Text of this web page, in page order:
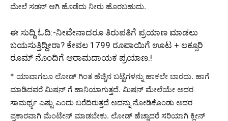
ಮೇಲೆ ಸಡನ್ ಆಗಿ ಹೊಡೆದು ನೀರು ಹೊರಬಹುದು.
ಈ ಸುದ್ದಿ ಓದಿ:-ನೀವೇನಾದರೂ ತಿರುಪತಿಗೆ ಪ್ರಯಾಣ ಮಾಡಲು
ಬಯಸುತ್ತಿದ್ದೀರಾ? ಕೇವಲ 1799 ರೂಪಾಯಿಗೆ ಊಟ + ಲಕ್ಸೂರಿ
ರೂಮ್ ನೊಂದಿಗೆ ಆರಾಮದಾಯಕ ಪ್ರಯಾಣ.!
* ಯಾವಾಗಲೂ ಲೋಡ್ ಗಿಂತ ಹೆಚ್ಚಿನ ಬಟ್ಟೆಗಳನ್ನು ಹಾಕಲೇ ಬಾರದು. ಹಾಗೆ
ಮಾಡಿದವರೆ ಮಿಷನ್ ಗೆ ಹಾನಿಯಾಗುತ್ತದೆ. ಮಿಷನ್ ಮೇಲೆಯೇ ಅದರ
ಸಾಮರ್ಥ್ಯ ಎಷ್ಟು ಎಂದು ಬರೆದಿರುತ್ತದೆ ಅದನ್ನು ನೋಡಿಕೊಂಡು ಅದರ
ಪ್ರಕಾರವಾಗಿ ಮೆಂಟೇನ್ ಮಾಡಬೇಕು. ಲೋಡ್ ಹೆಚ್ಚಾದರೆ ಸರಿಯಾಗಿ ಕ್ಲೀನ್